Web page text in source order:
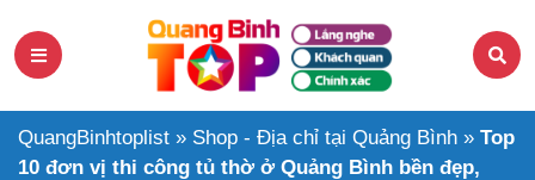
QuangBinhtoplist » Shop - Địa chỉ tại Quảng Bình » Top
10 đơn vị thi công tủ thờ ở Quảng Bình bền đẹp,